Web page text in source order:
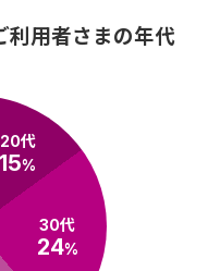
利用者さまの年代
20代
15%
30代
24%